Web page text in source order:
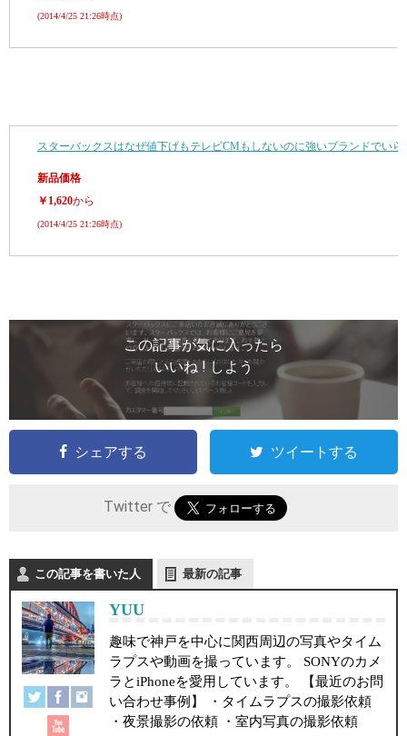
(2014/4/25 21:26時点)
スターバックスはなぜ値下げもテレビCMもしないのに強いブランドでいら
新品価格
￥1,620から
(2014/4/25 21:26時点)
この記事が気に入ったら
いいね ! しよう
シェアする ツイートする
Twitter で
この記事を書いた人 最新の記事
YUU
趣味で神戸を中心に関西周辺の写真やタイム
ラプスや動画を撮っています。 SONYのカメ
ラとiPhoneを愛用しています。 【最近のお問
い合わせ事例】 ・タイムラプスの撮影依頼
・夜景撮影の依頼 ・室内写真の撮影依頼